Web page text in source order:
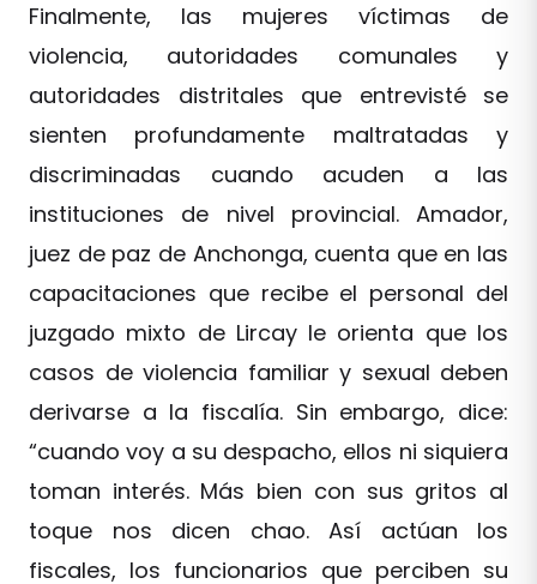
Finalmente, las mujeres víctimas de
violencia, autoridades comunales y
autoridades distritales que entrevisté se
sienten profundamente maltratadas y
discriminadas cuando acuden a las
instituciones de nivel provincial. Amador,
juez de paz de Anchonga, cuenta que en las
capacitaciones que recibe el personal del
juzgado mixto de Lircay le orienta que los
casos de violencia familiar y sexual deben
derivarse a la fiscalía. Sin embargo, dice:
“cuando voy a su despacho, ellos ni siquiera
toman interés. Más bien con sus gritos al
toque nos dicen chao. Así actúan los
fiscales, los funcionarios que perciben su